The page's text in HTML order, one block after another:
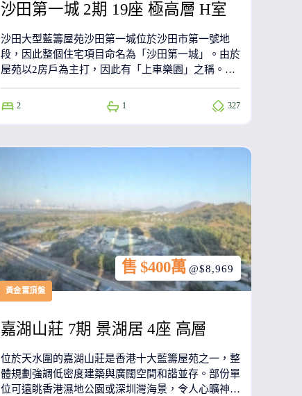
沙田第一城 2期 19座 極高層 H室
沙田大型藍籌屋苑沙田第一城位於沙田市第一號地
段，因此整個住宅項目命名為「沙田第一城」。由於
屋苑以2房戶為主打，因此有「上車樂園」之稱。部
業、新世界發展、新鴻基地產及長江實業。
2 1 327
黃金置頂盤
嘉湖山莊 7期 景湖居 4座 高層
位於天水圍的嘉湖山莊是香港十大藍籌屋苑之一，整
體規劃強調低密度建築與廣闊空間和諧並存。部份單
位可遠眺香港濕地公園或深圳灣海景，令人心曠神
售 $400萬 @$8,969